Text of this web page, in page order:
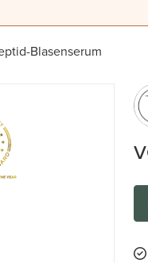
Blasenserum